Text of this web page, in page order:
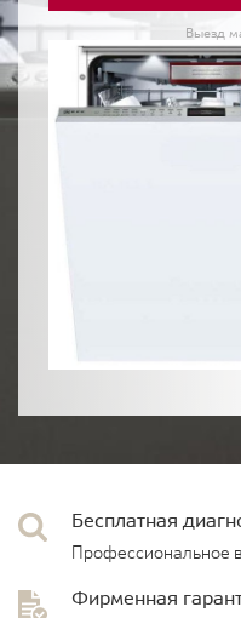
Выезд
Бесплатная
Профессиональное
Фирменная